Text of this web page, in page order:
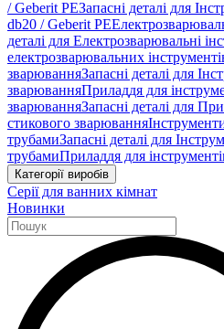
/ Geberit PEЗапасні деталі для
db20 / Geberit PE
деталі для Електрозварювальні
електрозварювальних
зварюванняЗапасні деталі для
зварюванняПриладдя для
зварюванняЗапасні деталі для
стикового зварювання
трубамиЗапасні деталі для
трубамиПриладдя для
Категорії виробів
Серії для ванних кімнат
Новинки